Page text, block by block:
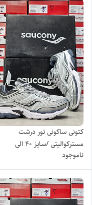
کتونی ساکونی تور درشت
مسترکوالیتی /سایز 40 الی
45/Saucony ProGrid Omni
9/ فروش عمده و تک
ناموجود